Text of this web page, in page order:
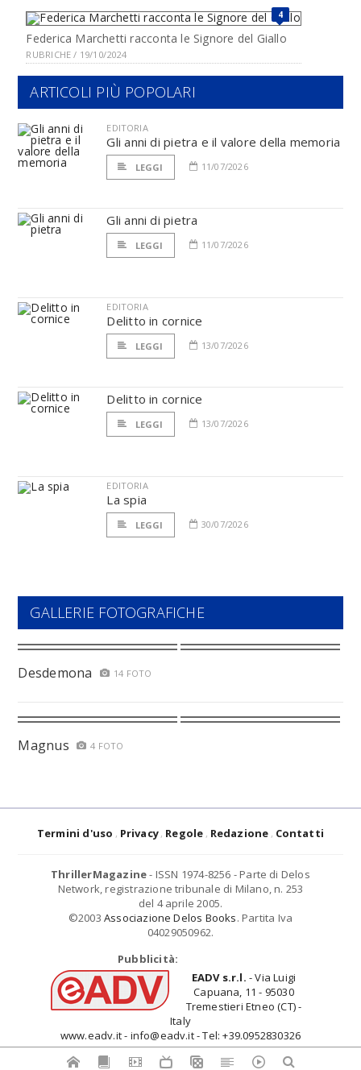
4
Federica Marchetti racconta le Signore del Giallo
RUBRICHE / 19/10/2024
ARTICOLI PIÙ POPOLARI
EDITORIA
Gli anni di pietra e il valore della memoria
LEGGI 11/07/2026
Gli anni di pietra
LEGGI 11/07/2026
EDITORIA
Delitto in cornice
LEGGI 13/07/2026
Delitto in cornice
LEGGI 13/07/2026
EDITORIA
La spia
LEGGI 30/07/2026
GALLERIE FOTOGRAFICHE
Desdemona 14 FOTO
Magnus 4 FOTO
Termini d'uso Privacy Regole Redazione Contatti
ThrillerMagazine- ISSN 1974-8256 - Parte di Delos
Network, registrazione tribunale di Milano, n. 253
del 4 aprile 2005.
©2003 Associazione Delos Books. Partita Iva
04029050962.
Pubblicità:
EADV s.r.l. - Via Luigi
Capuana, 11 - 95030
Tremestieri Etneo (CT) -
Italy
www.eadv.it - info@eadv.it - Tel: +39.0952830326